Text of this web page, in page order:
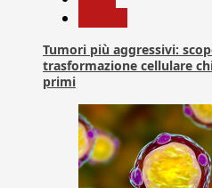
Tumori più aggressivi:
trasformazione cellulare
primi